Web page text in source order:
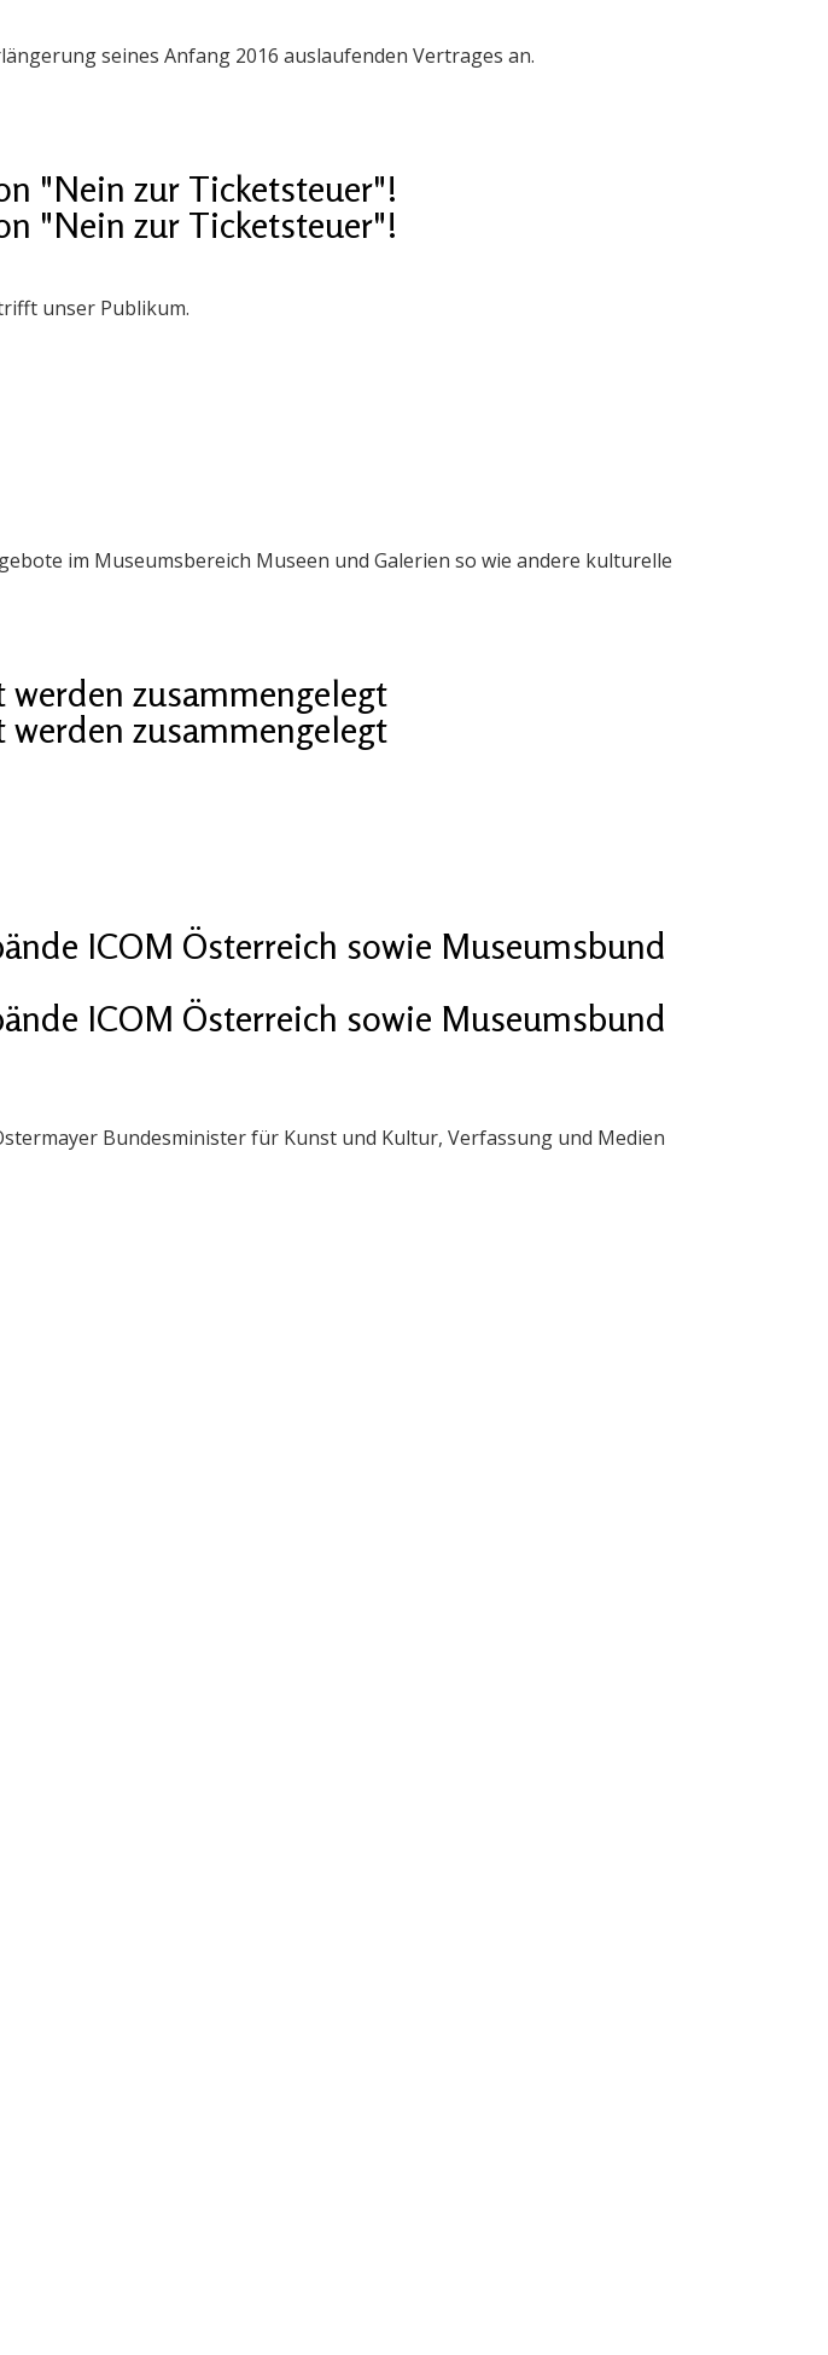
seines Anfang 2016 auslaufenden Vertrages an.
"Nein zur Ticketsteuer"!
"Nein zur Ticketsteuer"!
unser Publikum.
im Museumsbereich Museen und Galerien so wie andere kulturelle
zusammengelegt
zusammengelegt
ICOM Österreich sowie Museumsbund
ICOM Österreich sowie Museumsbund
Bundesminister für Kunst und Kultur, Verfassung und Medien